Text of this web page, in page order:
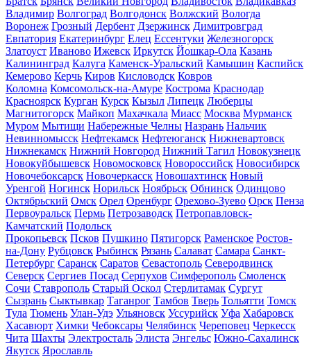
Владимир Волгоград Волгодонск Волжский Вологда
Воронеж Грозный Дербент Дзержинск Димитровград
Евпатория Екатеринбург Елец Ессентуки Железногорск
Златоуст Иваново Ижевск Иркутск Йошкар-Ола Казань
Калининград Калуга Каменск-Уральский Камышин Каспийск
Кемерово Керчь Киров Кисловодск Ковров
Коломна Комсомольск-на-Амуре Кострома Краснодар
Красноярск Курган Курск Кызыл Липецк Люберцы
Магнитогорск Майкоп Махачкала Миасс Москва Мурманск
Муром Мытищи Набережные Челны Назрань Нальчик
Невинномысск Нефтекамск Нефтеюганск Нижневартовск
Нижнекамск Нижний Новгород Нижний Тагил Новокузнецк
Новокуйбышевск Новомосковск Новороссийск Новосибирск
Новочебоксарск Новочеркасск Новошахтинск Новый
Уренгой Ногинск Норильск Ноябрьск Обнинск Одинцово
Октябрьский Омск Орел Оренбург Орехово-Зуево Орск Пенза
Первоуральск Пермь Петрозаводск Петропавловск-
Камчатский Подольск
Прокопьевск Псков Пушкино Пятигорск Раменское Ростов-
на-Дону Рубцовск Рыбинск Рязань Салават Самара Санкт-
Петербург Саранск Саратов Севастополь Северодвинск
Северск Сергиев Посад Серпухов Симферополь Смоленск
Сочи Ставрополь Старый Оскол Стерлитамак Сургут
Сызрань Сыктывкар Таганрог Тамбов Тверь Тольятти Томск
Тула Тюмень Улан-Удэ Ульяновск Уссурийск Уфа Хабаровск
Хасавюрт Химки Чебоксары Челябинск Череповец Черкесск
Чита Шахты Электросталь Элиста Энгельс Южно-Сахалинск
Якутск Ярославль